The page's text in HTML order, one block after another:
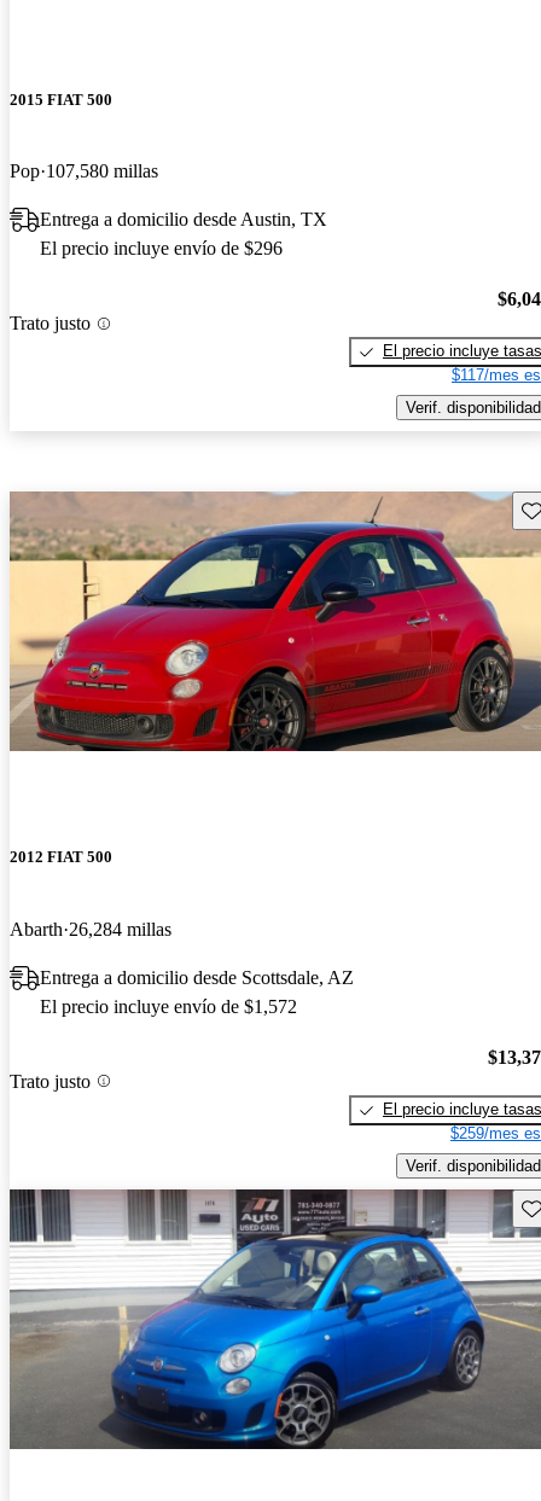
2015 FIAT 500
Pop 107,580 millas
Entrega a domicilio desde Austin, TX
El precio incluye envío de $296
Trato justo
El precio incluye tasas
$117/mes
Verif. disponibilidad
2012 FIAT 500
Abarth 26,284 millas
Entrega a domicilio desde Scottsdale, AZ
El precio incluye envío de $1,572
Trato justo
El precio incluye tasas
$259/mes
Verif. disponibilidad